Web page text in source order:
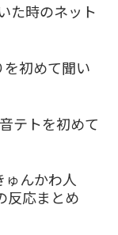
た時のネット
初めて聞い
テトを初めて
んかわ人
反応まとめ